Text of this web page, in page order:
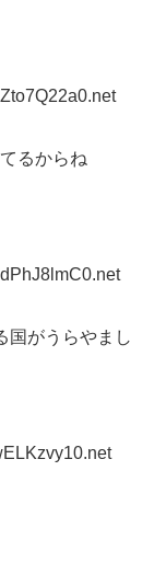
るからね
国がうらやまし